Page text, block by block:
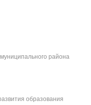
района
образования